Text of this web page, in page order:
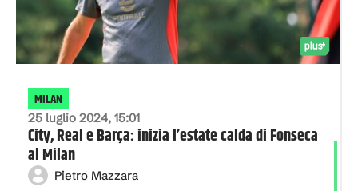
25 luglio 2024, 15:01
MILAN
City, Real e Barça: inizia l’estate calda di Fonseca
al Milan
Pietro Mazzara